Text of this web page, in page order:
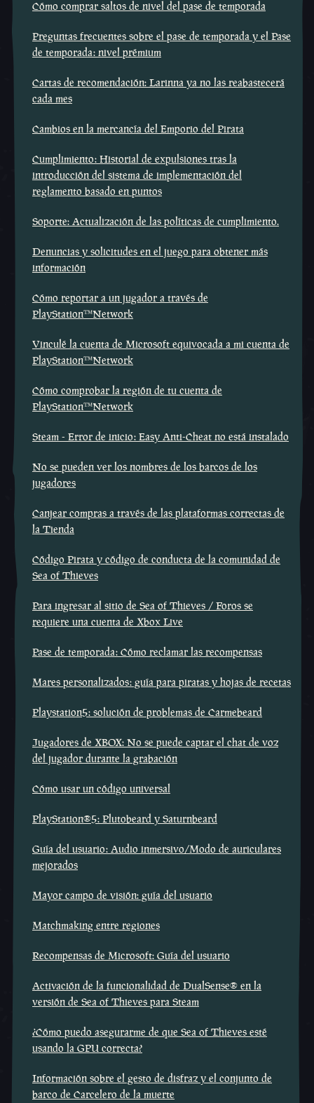
Cómo comprar saltos de nivel del pase de temporada
Preguntas frecuentes sobre el pase de temporada y el Pase
de temporada: nivel prémium
Cartas de recomendación: Larinna ya no las reabastecerá
cada mes
Cambios en la mercancía del Emporio del Pirata
Cumplimiento: Historial de expulsiones tras la
introducción del sistema de implementación del
reglamento basado en puntos
Soporte: Actualización de las políticas de cumplimiento.
Denuncias y solicitudes en el juego para obtener más
información
Cómo reportar a un jugador a través de
PlayStation™Network
Vinculé la cuenta de Microsoft equivocada a mi cuenta de
PlayStation™Network
Cómo comprobar la región de tu cuenta de
PlayStation™Network
Steam - Error de inicio: Easy Anti-Cheat no está instalado
No se pueden ver los nombres de los barcos de los
jugadores
Canjear compras a través de las plataformas correctas de
la Tienda
Código Pirata y código de conducta de la comunidad de
Sea of Thieves
Para ingresar al sitio de Sea of Thieves / Foros se
requiere una cuenta de Xbox Live
Pase de temporada: Cómo reclamar las recompensas
Mares personalizados: guía para piratas y hojas de recetas
Playstation5: solución de problemas de Carmebeard
Jugadores de XBOX: No se puede captar el chat de voz
del jugador durante la grabación
Cómo usar un código universal
PlayStation®5: Plutobeard y Saturnbeard
Guía del usuario: Audio inmersivo/Modo de auriculares
mejorados
Mayor campo de visión: guía del usuario
Matchmaking entre regiones
Recompensas de Microsoft: Guía del usuario
Activación de la funcionalidad de DualSense® en la
versión de Sea of Thieves para Steam
¿Cómo puedo asegurarme de que Sea of Thieves esté
usando la GPU correcta?
Información sobre el gesto de disfraz y el conjunto de
barco de Carcelero de la muerte